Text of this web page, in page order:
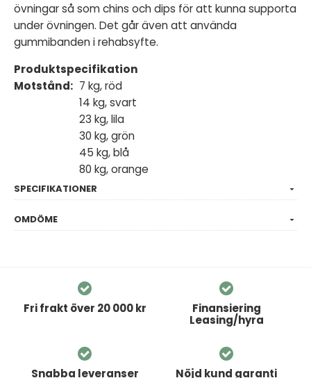
övningar så som chins och dips för att kunna supporta
under övningen. Det går även att använda
gummibanden i rehabsyfte.
Produktspecifikation
Motstånd: 7 kg, röd
14 kg, svart
23 kg, lila
30 kg, grön
45 kg, blå
80 kg, orange
SPECIFIKATIONER
OMDÖME
Fri frakt över 20 000 kr
Finansiering
Leasing/hyra
Snabba leveranser Nöjd kund garanti